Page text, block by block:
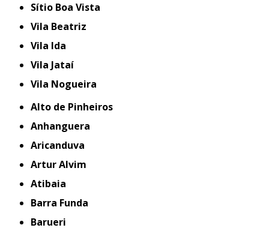
Sítio Boa Vista
Vila Beatriz
Vila Ida
Vila Jataí
Vila Nogueira
Alto de Pinheiros
Anhanguera
Aricanduva
Artur Alvim
Atibaia
Barra Funda
Barueri